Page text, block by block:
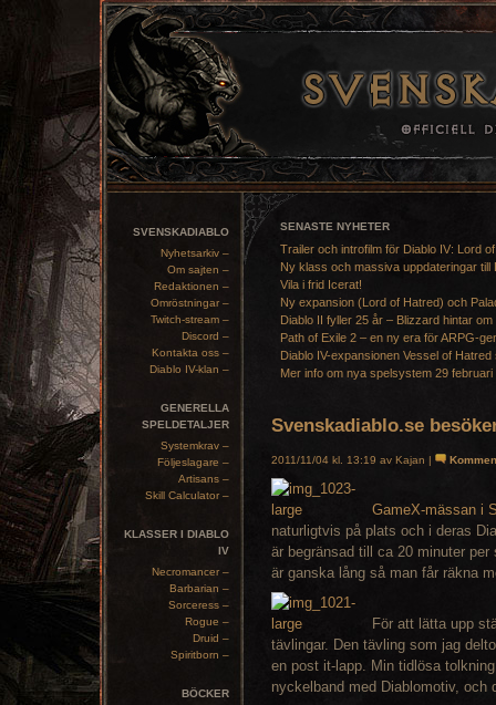
SVENSKADIABLO
Nyhetsarkiv –
Om sajten –
Redaktionen –
Omröstningar –
Twitch-stream –
Discord –
Kontakta oss –
Diablo IV-klan –
GENERELLA
SPELDETALJER
Systemkrav –
Följeslagare –
Artisans –
Skill Calculator –
KLASSER I DIABLO
IV
Necromancer –
Barbarian –
Sorceress –
Rogue –
Druid –
Spiritborn –
BÖCKER
SENASTE NYHETER
Trailer och introfilm för Diablo IV: Lord
Ny klass och massiva uppdateringar till
Vila i frid Icerat!
Ny expansion (Lord of Hatred) och
Diablo II fyller 25 år – Blizzard hintar om
Path of Exile 2 – en ny era för ARPG-
Diablo IV-expansionen Vessel of
Mer info om nya spelsystem 29 februari
Svenskadiablo.se
2011/11/04 kl. 13:19 av Kajan |
GameX-mässan i
naturligtvis på plats och i deras
är begränsad till ca 20 minuter
är ganska lång så man får räkna
För att lätta upp
tävlingar. Den tävling som jag
en post it-lapp. Min tidlösa
nyckelband med Diablomotiv,